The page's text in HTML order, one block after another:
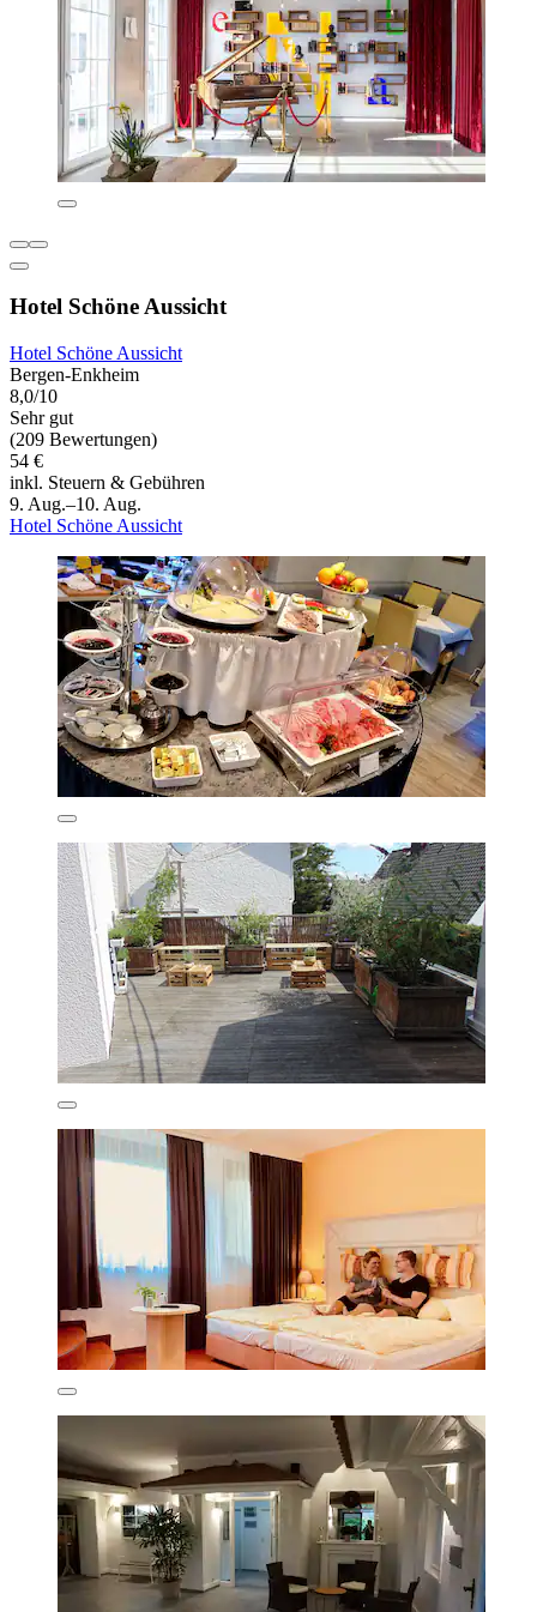
Hotel Schöne Aussicht
Hotel Schöne Aussicht
Bergen-Enkheim
8,0/10
Sehr gut
(209 Bewertungen)
54 €
inkl. Steuern & Gebühren
9. Aug.–10. Aug.
Hotel Schöne Aussicht